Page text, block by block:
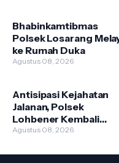
Bhabinkamtibmas
Polsek Losarang
ke Rumah Duka
Agustus 08, 2026
Antisipasi Kejahatan
Jalanan, Polsek
Lohbener Kembali
Patroli di Jalur Pantura
Agustus 08, 2026